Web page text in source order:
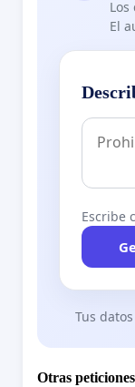
El
Escribe
Tus
Otras